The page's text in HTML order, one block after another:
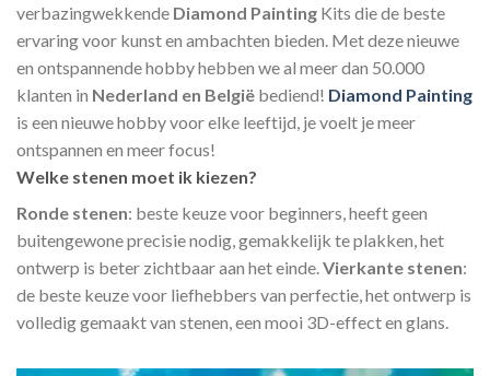
verbazingwekkende Diamond Painting Kits die de beste
ervaring voor kunst en ambachten bieden. Met deze nieuwe
en ontspannende hobby hebben we al meer dan 50.000
klanten in Nederland en België bediend! Diamond Painting
is een nieuwe hobby voor elke leeftijd, je voelt je meer
ontspannen en meer focus!
Welke stenen moet ik kiezen?
Ronde stenen: beste keuze voor beginners, heeft geen
buitengewone precisie nodig, gemakkelijk te plakken, het
ontwerp is beter zichtbaar aan het einde.Vierkante stenen:
de beste keuze voor liefhebbers van perfectie, het ontwerp is
volledig gemaakt van stenen, een mooi 3D-effect en glans.